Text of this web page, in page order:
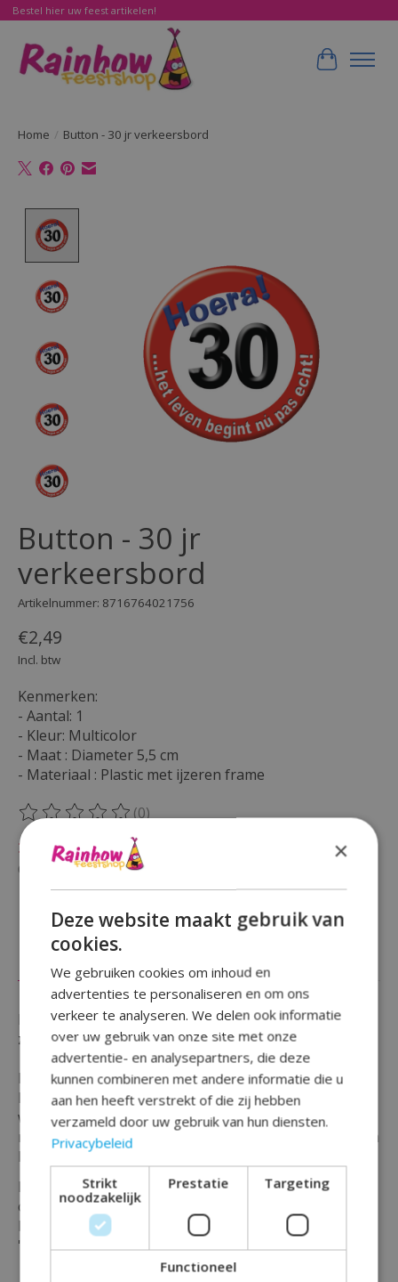
Bestel hier uw feest artikelen!
Home / Button - 30 jr verkeersbord
Button - 30 jr
verkeersbord
Artikelnummer: 8716764021756
€2,49
Incl. btw
Kenmerken:
- Aantal: 1
- Kleur: Multicolor
- Maat : Diameter 5,5 cm
- Materiaal : Plastic met ijzeren frame
De beoordeling van dit product is0van de 5
(0)
Niet op voorraad
Beschikbaarheid in de winkel controleren
Beschrijving Reviews (0)
Is er iemand jarig en wil je iemand in het zonnetje
zetten ?
Bekijk dan onze buttons.
Deze button komt in de stijl van een verkeersbord
welke je uitstekend kunt combineren
met onze andere serie verkeersborden- versiering om
het feest compleet te maken.
Deze button is gemaakt van Plastic materiaal in
combinatie met een ijzeren framewerk om zo goed te
button te kunnen bevestigen met het getal en tekst
''Hoera 30'' erop. De button is per stuk verpakt.
×
Deze website maakt gebruik van
cookies.
We gebruiken cookies om inhoud en
advertenties te personaliseren en om ons
verkeer te analyseren. We delen ook informatie
over uw gebruik van onze site met onze
advertentie- en analysepartners, die deze
kunnen combineren met andere informatie die u
aan hen heeft verstrekt of die zij hebben
verzameld door uw gebruik van hun diensten.
Privacybeleid
Strikt
noodzakelijk
Prestatie Targeting
Functioneel